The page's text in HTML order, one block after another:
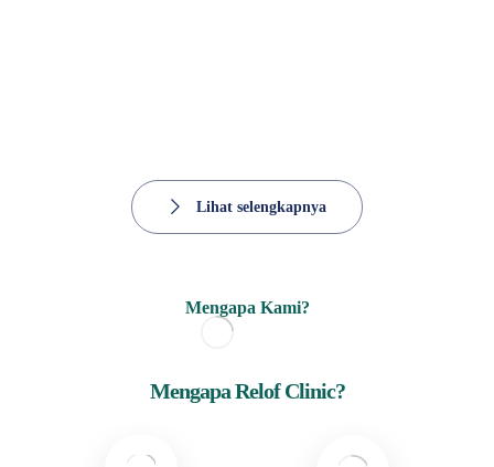
Lihat selengkapnya
Mengapa Kami?
Mengapa Relof Clinic?